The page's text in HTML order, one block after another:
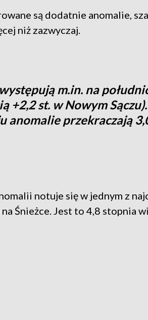
są dodatnie anomalie,
niż zazwyczaj.
m.in. na
+2,2 st. w Nowym
anomalie przekraczają
notuje się w jednym z
Śnieżce. Jest to 4,8 stopnia